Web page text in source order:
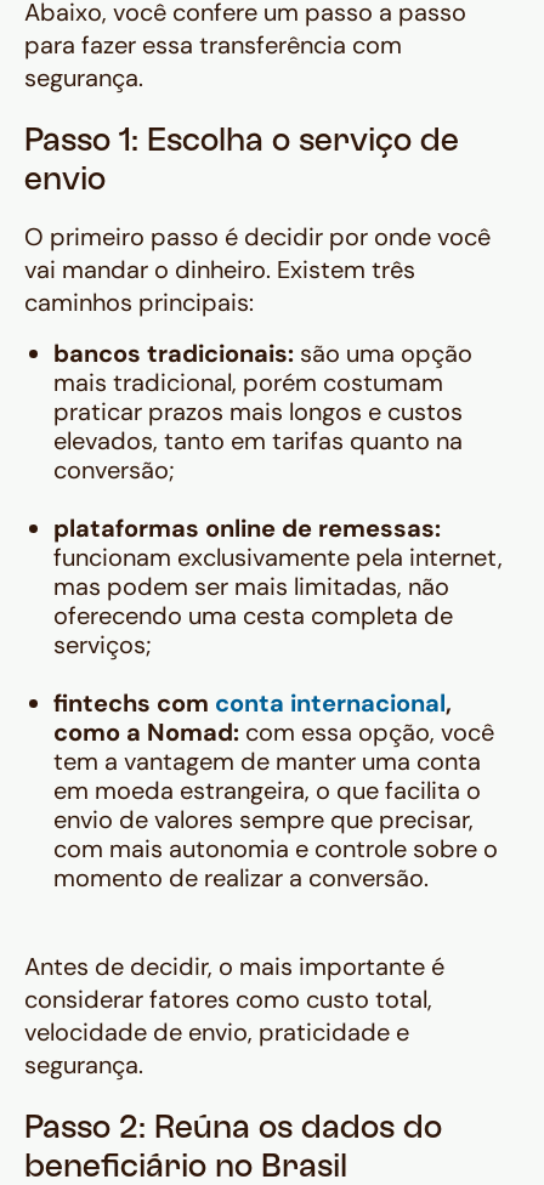
Abaixo, você confere um passo a passo
para fazer essa transferência com
segurança.
Passo 1: Escolha o serviço de
envio
O primeiro passo é decidir por onde você
vai mandar o dinheiro. Existem três
caminhos principais:
bancos tradicionais: são uma opção
mais tradicional, porém costumam
praticar prazos mais longos e custos
elevados, tanto em tarifas quanto na
conversão;
plataformas online de remessas:
funcionam exclusivamente pela internet,
mas podem ser mais limitadas, não
oferecendo uma cesta completa de
serviços;
fintechs com conta internacional,
como a Nomad: com essa opção, você
tem a vantagem de manter uma conta
em moeda estrangeira, o que facilita o
envio de valores sempre que precisar,
com mais autonomia e controle sobre o
momento de realizar a conversão.
Antes de decidir, o mais importante é
considerar fatores como custo total,
velocidade de envio, praticidade e
segurança.
Passo 2: Reúna os dados do
beneficiário no Brasil